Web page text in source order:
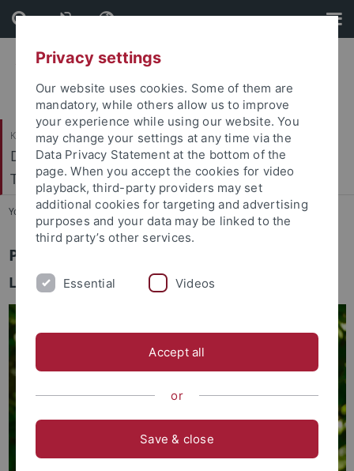
Skip
to
content
Skip
to
footer
Katholisch-Theologische Fakultät
Dogmatik, Dogmengeschichte und Ökumenische
Theologie
You are here: Startseite ... Team
Prof. Dr. Johanna Rahner
Lehrstuhlinhaberin
Privacy settings
Our website uses cookies. Some of them are
mandatory, while others allow us to improve
your experience while using our website. You
may change your settings at any time via the
Data Privacy Statement at the bottom of the
page. When you accept the cookies for video
playback, third-party providers may set
additional cookies for targeting and advertising
purposes and your data may be linked to the
third party’s other services.
Essential Videos
Accept all
or
Save & close